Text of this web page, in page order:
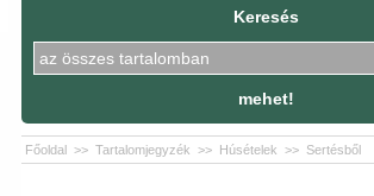
Keresés
mehet!
Főoldal >> Tartalomjegyzék >> Húsételek >> Sertésből